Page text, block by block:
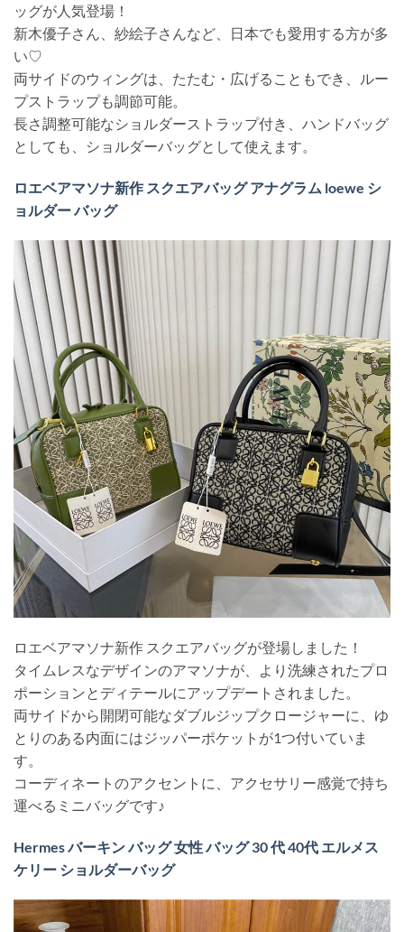
ッグが人気登場！
新木優子さん、紗絵子さんなど、日本でも愛用する方が多
い♡
両サイドのウィングは、たたむ・広げることもでき、ルー
プストラップも調節可能。
長さ調整可能なショルダーストラップ付き、ハンドバッグ
としても、ショルダーバッグとして使えます。
ロエベアマソナ新作 スクエアバッグ アナグラム loewe シ
ョルダー バッグ
ロエベアマソナ新作 スクエアバッグが登場しました！
タイムレスなデザインのアマソナが、より洗練されたプロ
ポーションとディテールにアップデートされました。
両サイドから開閉可能なダブルジップクロージャーに、ゆ
とりのある内面にはジッパーポケットが1つ付いていま
す。
コーディネートのアクセントに、アクセサリー感覚で持ち
運べるミニバッグです♪
Hermes バーキン バッグ 女性 バッグ 30 代 40代 エルメス
ケリー ショルダーバッグ